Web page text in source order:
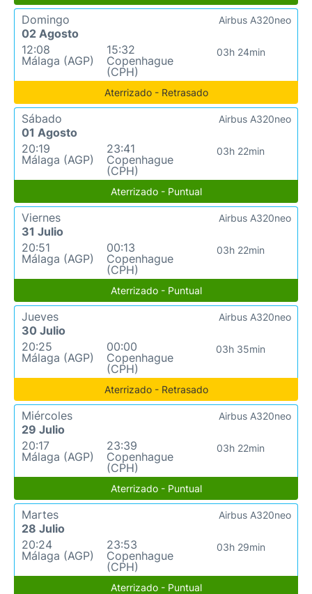
Domingo
02 Agosto
12:08
Málaga (AGP)
15:32
Copenhague
(CPH)
03h 24min
Airbus A320neo
Aterrizado - Retrasado
Sábado
01 Agosto
20:19
Málaga (AGP)
23:41
Copenhague
(CPH)
03h 22min
Airbus A320neo
Aterrizado - Puntual
Viernes
31 Julio
20:51
Málaga (AGP)
00:13
Copenhague
(CPH)
03h 22min
Airbus A320neo
Aterrizado - Puntual
Jueves
30 Julio
20:25
Málaga (AGP)
00:00
Copenhague
(CPH)
03h 35min
Airbus A320neo
Aterrizado - Retrasado
Miércoles
29 Julio
20:17
Málaga (AGP)
23:39
Copenhague
(CPH)
03h 22min
Airbus A320neo
Aterrizado - Puntual
Martes
28 Julio
20:24
Málaga (AGP)
23:53
Copenhague
(CPH)
03h 29min
Airbus A320neo
Aterrizado - Puntual